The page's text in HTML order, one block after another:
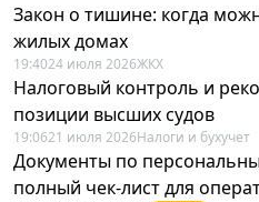
Закон о тишине: когда
жилых домах
19:4024 июля 2026ЖКХ
Налоговый контроль и
позиции высших судов
19:0621 июля 2026Налоги и бухучет
Документы по
полный чек-лист для